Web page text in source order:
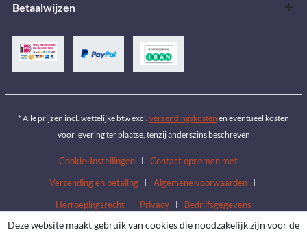
Betaalwijzen
* Alle prijzen incl. wettelijke btw excl. verzendingskosten en eventueel kosten
voor levering ter plaatse, tenzij anderszins beschreven
Cookie-Instellingen
Contact opnemen met
Verzending en betaling
Algemene voorwaarden
Herroepingsrecht
Privacy Bedrijfsgegevens
Deze website maakt gebruik van cookies die noodzakelijk zijn voor de